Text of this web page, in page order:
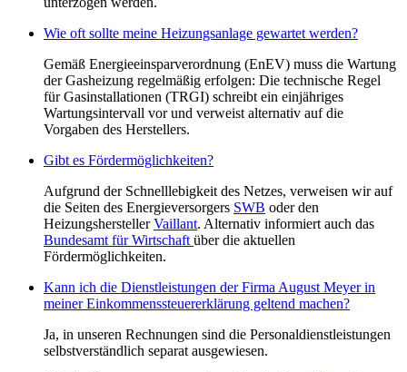
Wie oft sollte meine Heizungsanlage gewartet werden?
Gemäß Energieeinsparverordnung (EnEV) muss die Wartung
der Gasheizung regelmäßig erfolgen: Die technische Regel
für Gasinstallationen (TRGI) schreibt ein einjähriges
Wartungsintervall vor und verweist alternativ auf die
Vorgaben des Herstellers.
Gibt es Fördermöglichkeiten?
Aufgrund der Schnelllebigkeit des Netzes, verweisen wir auf
die Seiten des Energieversorgers SWB oder den
HeizungsherstellerVaillant. Alternativ informiert auch das
Bundesamt für Wirtschaft über die aktuellen
Fördermöglichkeiten.
Kann ich die Dienstleistungen der Firma August Meyer in
meiner Einkommenssteuererklärung geltend machen?
Ja, in unseren Rechnungen sind die Personaldienstleistungen
selbstverständlich separat ausgewiesen.